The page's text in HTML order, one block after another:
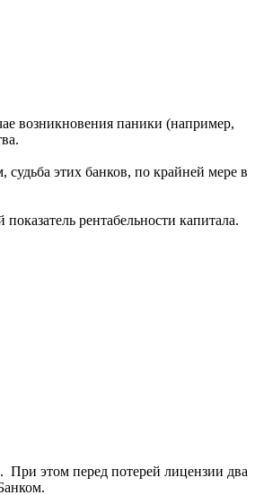
возникновения паники (например,
этих банков, по крайней мере в
рентабельности капитала.
этом перед потерей лицензии два